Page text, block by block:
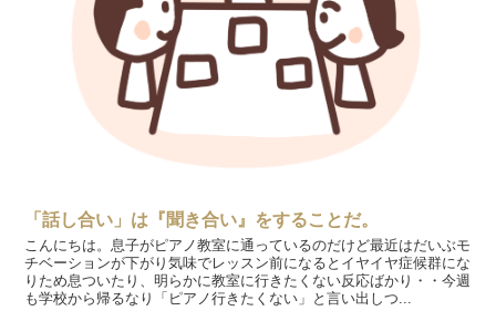
「話し合い」は『聞き合い』をすることだ。
こんにちは。息子がピアノ教室に通っているのだけど最近はだいぶモ
チベーションが下がり気味でレッスン前になるとイヤイヤ症候群にな
りため息ついたり、明らかに教室に行きたくない反応ばかり・・今週
も学校から帰るなり「ピアノ行きたくない」と言い出しつ...